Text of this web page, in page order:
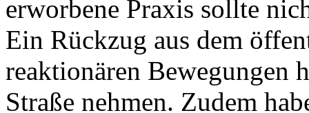
erworbene Praxis sollte
Ein Rückzug aus dem
reaktionären Bewegungen
Straße nehmen. Zudem